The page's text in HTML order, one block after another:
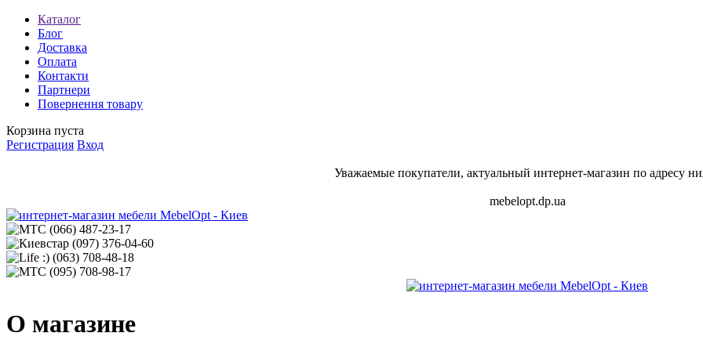
Каталог
Блог
Доставка
Оплата
Контакти
Партнери
Повернення товару
Корзина пуста
Регистрация Вход
Уважаемые покупатели, актуальный интернет-магазин по адресу
mebelopt.dp.ua
(066) 487-23-17
(097) 376-04-60
(063) 708-48-18
(095) 708-98-17
О магазине